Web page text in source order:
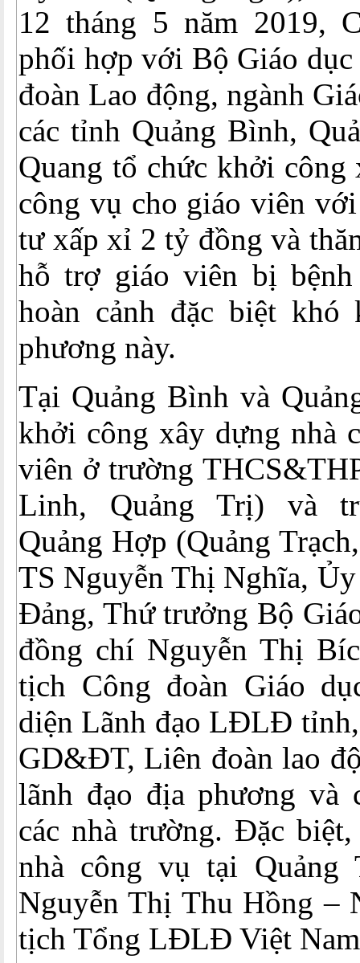
12 tháng 5 năm 2019,
phối hợp với Bộ Giáo
đoàn Lao động, ngành
các tỉnh Quảng Bình,
Quang tổ chức khởi công
công vụ cho giáo viên
tư xấp xỉ 2 tỷ đồng và
hỗ trợ giáo viên bị bệnh
hoàn cảnh đặc biệt khó
phương này.
Tại Quảng Bình và
khởi công xây dựng nhà
viên ở trường
Linh, Quảng Trị) và
Quảng Hợp (Quảng
TS Nguyễn Thị Nghĩa,
Đảng, Thứ trưởng Bộ
đồng chí Nguyễn Thị
tịch Công đoàn Giáo
diện Lãnh đạo LĐLĐ
GD&ĐT, Liên đoàn lao
lãnh đạo địa phương và
các nhà trường. Đặc
nhà công vụ tại
Nguyễn Thị Thu Hồng –
tịch Tổng LĐLĐ Việt